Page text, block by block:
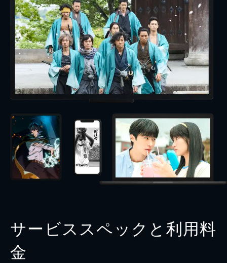
サービススペックと利用料
金